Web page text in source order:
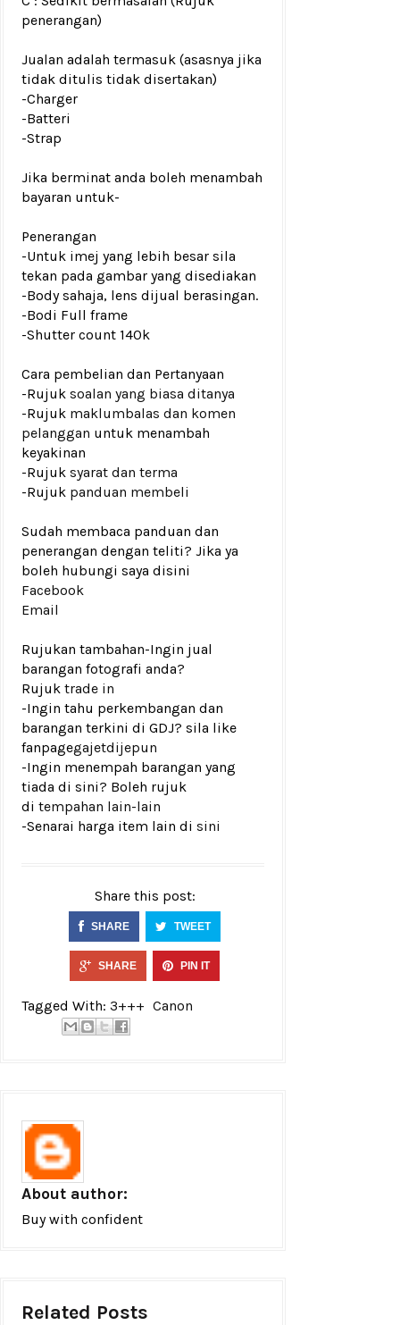
penerangan)
Jualan adalah termasuk (asasnya jika
tidak ditulis tidak disertakan)
-Charger
-Batteri
-Strap
Jika berminat anda boleh menambah
bayaran untuk-
Penerangan
-Untuk imej yang lebih besar sila
tekan pada gambar yang disediakan
-Body sahaja, lens dijual berasingan.
-Bodi Full frame
-Shutter count 140k
Cara pembelian dan Pertanyaan
-Rujuk soalan yang biasa ditanya
-Rujuk maklumbalas dan komen
pelanggan untuk menambah
keyakinan
-Rujuk syarat dan terma
-Rujuk panduan membeli
Sudah membaca panduan dan
penerangan dengan teliti? Jika ya
boleh hubungi saya disini
Facebook
Email
Rujukan tambahan-Ingin jual
barangan fotografi anda?
Rujuk trade in
-Ingin tahu perkembangan dan
barangan terkini di GDJ? sila like
fanpagegajetdijepun
-Ingin menempah barangan yang
tiada di sini? Boleh rujuk
di tempahan lain-lain
-Senarai harga item lain di sini
Share this post:
SHARE TWEET
SHARE PIN IT
Tagged With: 3+++ Canon
About author:
Buy with confident
Related Posts